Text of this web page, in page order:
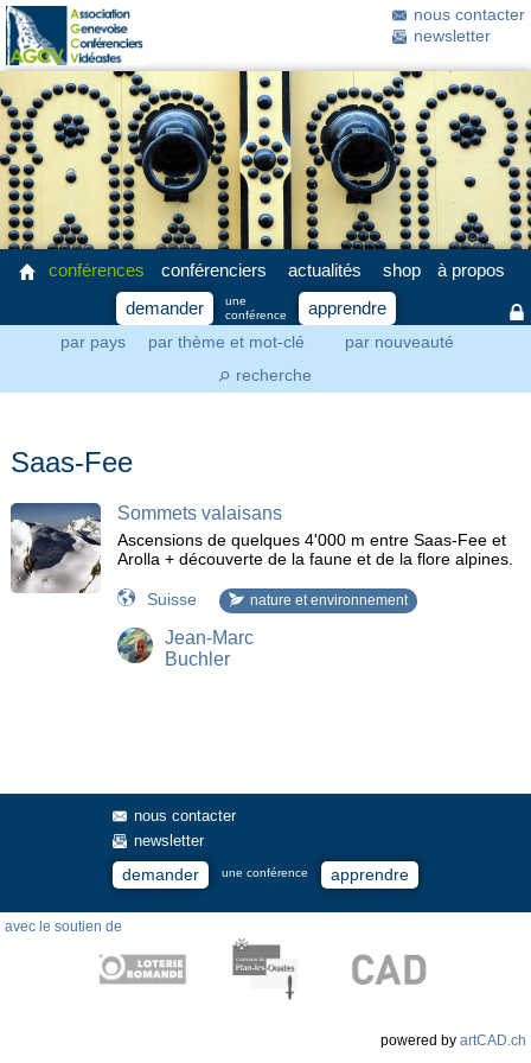
nous contacter
newsletter
conférences
par pays par thème et mot-clé par nouveauté
⚲ recherche
conférenciers actualités shop
à propos
demander
une
conférence
apprendre
Saas-Fee
Sommets valaisans
Ascensions de quelques 4'000 m entre Saas-Fee et
Arolla + découverte de la faune et de la flore alpines.
Suisse nature et environnement
Jean-Marc
Buchler
nous contacter
newsletter
demander une conférence apprendre
avec le soutien de
powered by artCAD.ch